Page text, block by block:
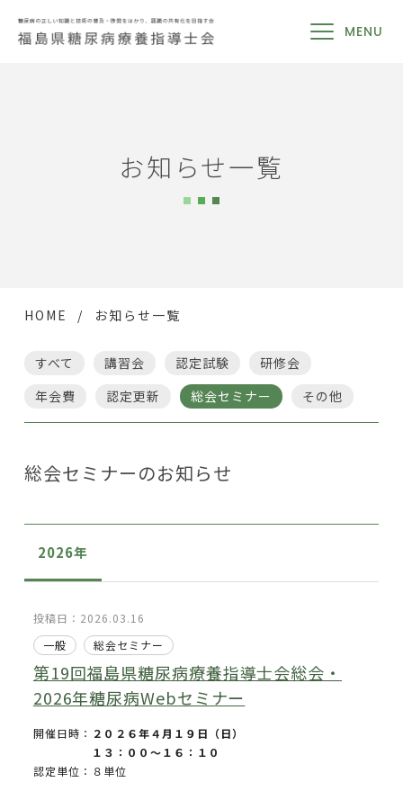
MENU
お知らせ一覧
HOME お知らせ一覧
すべて 講習会 認定試験
研修会
年会費
認定更新 総会セミナー その他
総会セミナーのお知らせ
2026年
投稿日：2026.03.16
一般
総会セミナー
第19回福島県糖尿病療養指導士会総会・
2026年糖尿病Webセミナー
開催日時： ２０２６年４月１９日（日）
１３：００～１６：１０
認定単位：８単位